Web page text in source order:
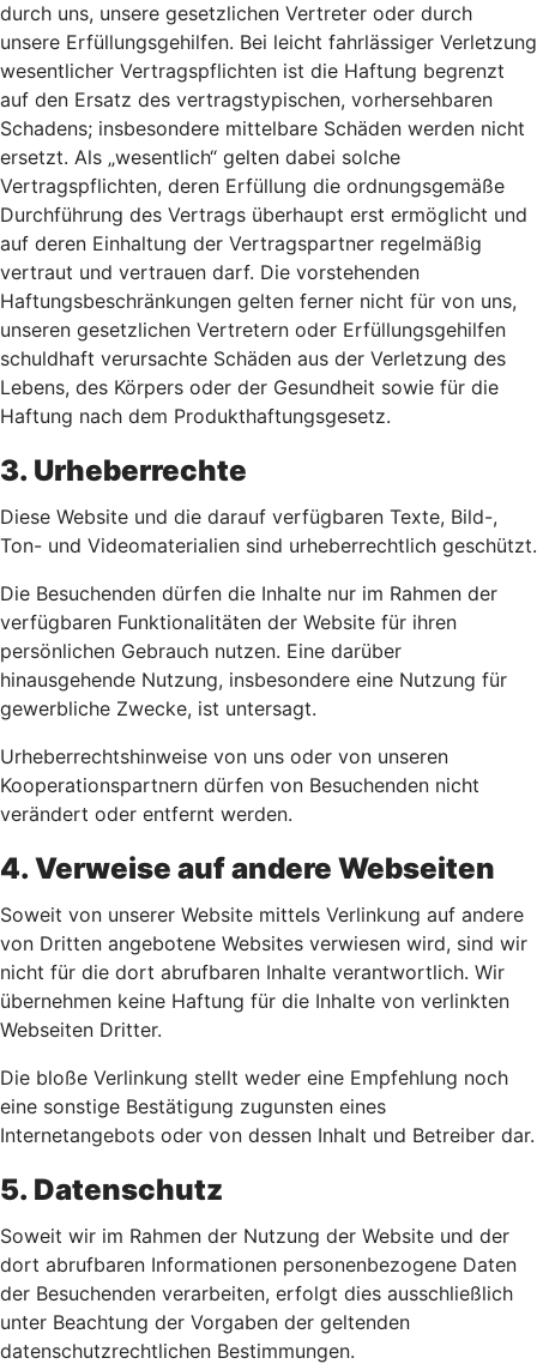
durch uns, unsere gesetzlichen Vertreter oder durch
unsere Erfüllungsgehilfen. Bei leicht fahrlässiger Verletzung
wesentlicher Vertragspflichten ist die Haftung begrenzt
auf den Ersatz des vertragstypischen, vorhersehbaren
Schadens; insbesondere mittelbare Schäden werden nicht
ersetzt. Als „wesentlich“ gelten dabei solche
Vertragspflichten, deren Erfüllung die ordnungsgemäße
Durchführung des Vertrags überhaupt erst ermöglicht und
auf deren Einhaltung der Vertragspartner regelmäßig
vertraut und vertrauen darf. Die vorstehenden
Haftungsbeschränkungen gelten ferner nicht für von uns,
unseren gesetzlichen Vertretern oder Erfüllungsgehilfen
schuldhaft verursachte Schäden aus der Verletzung des
Lebens, des Körpers oder der Gesundheit sowie für die
Haftung nach dem Produkthaftungsgesetz.
3. Urheberrechte
Diese Website und die darauf verfügbaren Texte, Bild-,
Ton- und Videomaterialien sind urheberrechtlich geschützt.
Die Besuchenden dürfen die Inhalte nur im Rahmen der
verfügbaren Funktionalitäten der Website für ihren
persönlichen Gebrauch nutzen. Eine darüber
hinausgehende Nutzung, insbesondere eine Nutzung für
gewerbliche Zwecke, ist untersagt.
Urheberrechtshinweise von uns oder von unseren
Kooperationspartnern dürfen von Besuchenden nicht
verändert oder entfernt werden.
4. Verweise auf andere Webseiten
Soweit von unserer Website mittels Verlinkung auf andere
von Dritten angebotene Websites verwiesen wird, sind wir
nicht für die dort abrufbaren Inhalte verantwortlich. Wir
übernehmen keine Haftung für die Inhalte von verlinkten
Webseiten Dritter.
Die bloße Verlinkung stellt weder eine Empfehlung noch
eine sonstige Bestätigung zugunsten eines
Internetangebots oder von dessen Inhalt und Betreiber dar.
5. Datenschutz
Soweit wir im Rahmen der Nutzung der Website und der
dort abrufbaren Informationen personenbezogene Daten
der Besuchenden verarbeiten, erfolgt dies ausschließlich
unter Beachtung der Vorgaben der geltenden
datenschutzrechtlichen Bestimmungen.